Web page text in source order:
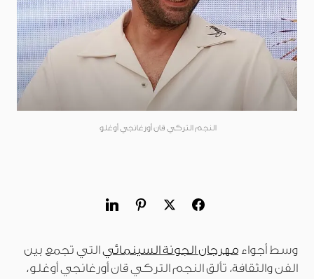
النجم التركي قان أورغانجي أوغلو
وسط أجواء مهرجان الجونة السينمائيالتي تجمع بين
الفن والثقافة، تألق النجم التركي قان أورغانجي أوغلو،